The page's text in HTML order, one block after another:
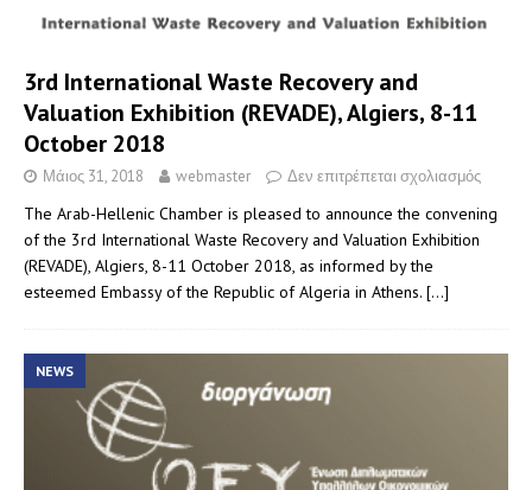
3rd International Waste Recovery and
Valuation Exhibition (REVADE), Algiers, 8-11
October 2018
Μάιος 31, 2018 webmaster Δεν επιτρέπεται σχολιασμός
The Arab-Hellenic Chamber is pleased to announce the convening
of the 3rd International Waste Recovery and Valuation Exhibition
(REVADE), Algiers, 8-11 October 2018, as informed by the
esteemed Embassy of the Republic of Algeria in Athens. […]
NEWS